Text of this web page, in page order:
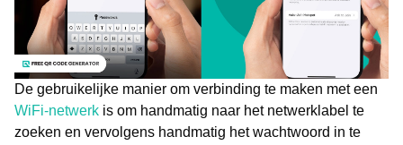
De gebruikelijke manier om verbinding te maken met een
WiFi-netwerk is om handmatig naar het netwerklabel te
zoeken en vervolgens handmatig het wachtwoord in te